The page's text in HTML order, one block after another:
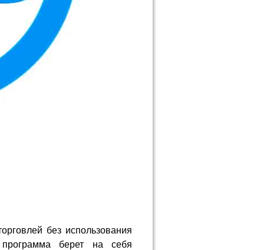
без использования
программа берет на себя